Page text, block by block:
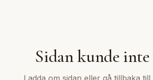
Sidan kunde inte
Ladda om sidan eller gå tillbaka